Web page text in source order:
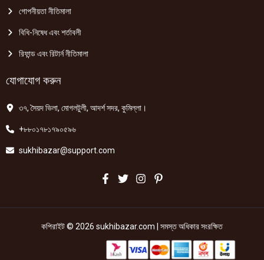
গোপনীয়তা নীতিমালা
বিধি-নিষেধ এবং শর্তাবলী
রিফান্ড এবং রিটার্ন নীতিমালা
যোগাযোগ করুন
৩৭, সৈয়দ ভিলা, মোগলটুলী, আদর্শ সদর, কুমিল্লা।
+৮৮০১৭৮১৭৯০৫৯৬
sukhibazar@support.com
কপিরাইট © 2026 sukhibazar.com | সমস্ত অধিকার সংরক্ষিত